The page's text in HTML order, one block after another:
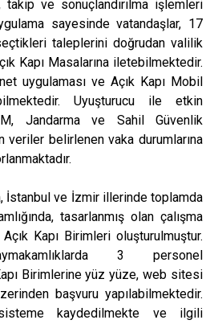
ve sonuçlandırılma işlemleri
sayesinde vatandaşlar, 17
taleplerini doğrudan valilik
Kapı Masalarına iletebilmektedir.
uygulaması ve Açık Kapı Mobil
Uyuşturucu ile etkin
Jandarma ve Sahil Güvenlik
veriler belirlenen vaka durumlarına
İstanbul ve İzmir illerinde toplamda
tasarlanmış olan çalışma
Kapı Birimleri oluşturulmuştur.
3 personel
Birimlerine yüz yüze, web sitesi
başvuru yapılabilmektedir.
kaydedilmekte ve ilgili